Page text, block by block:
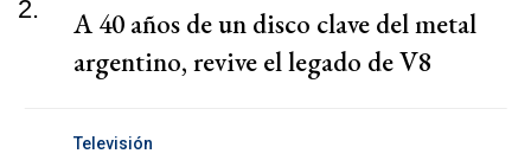
2.
A 40 años de un disco clave del metal
argentino, revive el legado de V8
Televisión